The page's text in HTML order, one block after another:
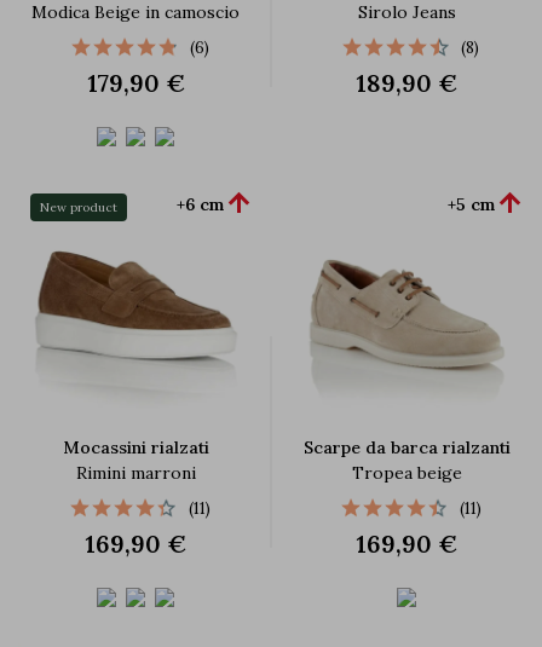
Modica Beige in camoscio
(6)
179,90 €
Sirolo Jeans
(8)
189,90 €
New product
Mocassini rialzati
Rimini marroni
+6 cm 
(11)
169,90 €
Scarpe da barca rialzanti
Tropea beige
+5 cm 
(11)
169,90 €